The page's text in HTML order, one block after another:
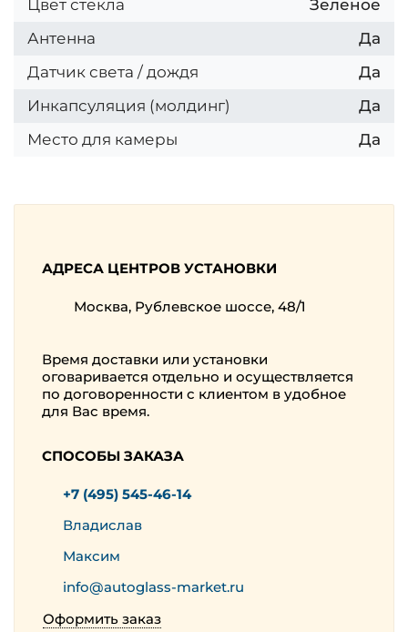
Цвет стекла
Зеленое
Антенна
Да
Датчик света / дождя
Да
Инкапсуляция (молдинг)
Да
Место для камеры
Да
АДРЕСА ЦЕНТРОВ УСТАНОВКИ
Москва, Рублевское шоссе, 48/1
Время доставки или установки
оговаривается отдельно и осуществляется
по договоренности с клиентом в удобное
для Вас время.
СПОСОБЫ ЗАКАЗА
+7 (495) 545-46-14
Владислав
Максим
info@autoglass-market.ru
Оформить заказ